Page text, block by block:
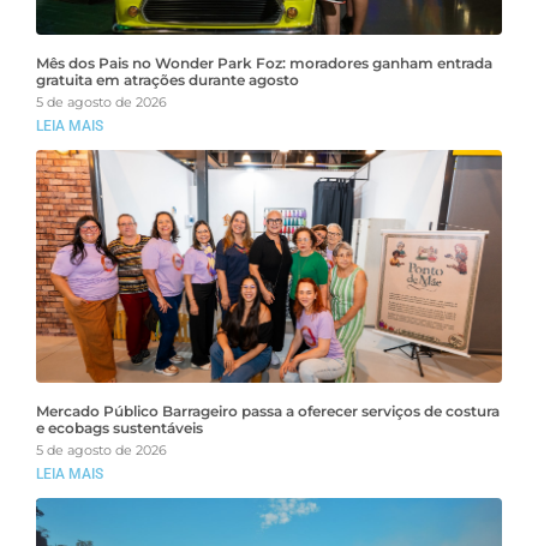
Mês dos Pais no Wonder Park Foz: moradores ganham entrada
gratuita em atrações durante agosto
5 de agosto de 2026
LEIA MAIS
Mercado Público Barrageiro passa a oferecer serviços de costura
e ecobags sustentáveis
5 de agosto de 2026
LEIA MAIS